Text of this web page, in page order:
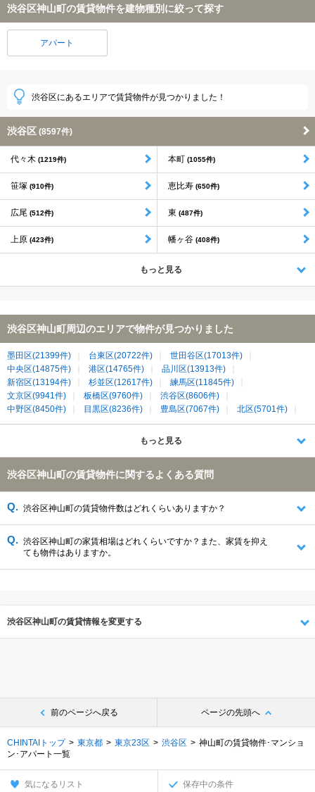
渋谷区神山町の賃貸物件を建物種別に絞って探す
アパート
渋谷区にあるエリアで賃貸物件が見つかりました！
渋谷区 (8597件)
代々木 (1219件) 本町 (1055件)
笹塚 (910件) 恵比寿 (650件)
広尾 (512件) 東 (487件)
上原 (423件) 幡ヶ谷 (408件)
もっと見る
渋谷区神山町周辺のエリアで物件が見つかりました
墨田区(21399件) 台東区(20722件)
世田谷区(17013件)
中央区(14875件)
港区(14765件)
品川区(13913件)
新宿区(13194件)
杉並区(12617件)
練馬区(11845件)
文京区(9941件)
板橋区(9760件)
渋谷区(8606件)
中野区(8450件)
目黒区(8236件) 豊島区(7067件)
北区(5701件)
荒川区(4963件)
千代田区(4688件)
川崎市中原区(4119件)
もっと見る
渋谷区神山町の賃貸物件に関するよくある質問
渋谷区神山町の賃貸物件数はどれくらいありますか？
渋谷区神山町の家賃相場はどれくらいですか？また、家賃を抑え
ても物件はありますか。
渋谷区神山町の賃貸情報を変更する
前のページへ戻る ページの先頭へ
CHINTAIトップ 東京都 東京23区 渋谷区
神山町の賃貸物件･マンショ
ン･アパート一覧
気になるリスト 保存中の条件